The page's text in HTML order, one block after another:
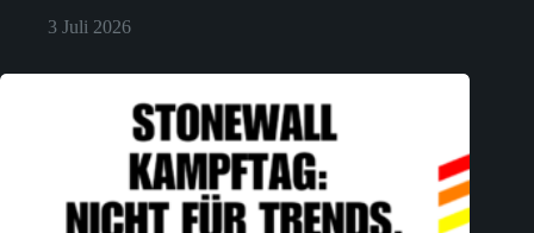
3 Juli 2026